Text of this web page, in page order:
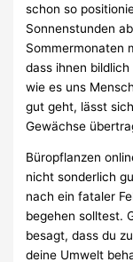
schon so
Sonnenstunden
Sommermonaten
dass ihnen
wie es uns
gut geht, lässt
Gewächse
Büropflanzen
nicht sonderlich
nach ein fataler
begehen solltest.
besagt, dass du
deine Umwelt